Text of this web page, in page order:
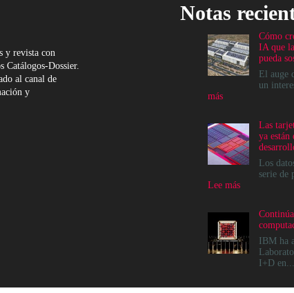
y revista con
Catálogos-Dossier.
al canal de
y
Notas
Cómo
IA que
pueda
El auge
un
más:
infraestructuras
de
IA
que
comunidad
Las
ya están
Los
serie de
Lee más:
gráficas
RDNA
5
ya
IBM ha
I+D en...